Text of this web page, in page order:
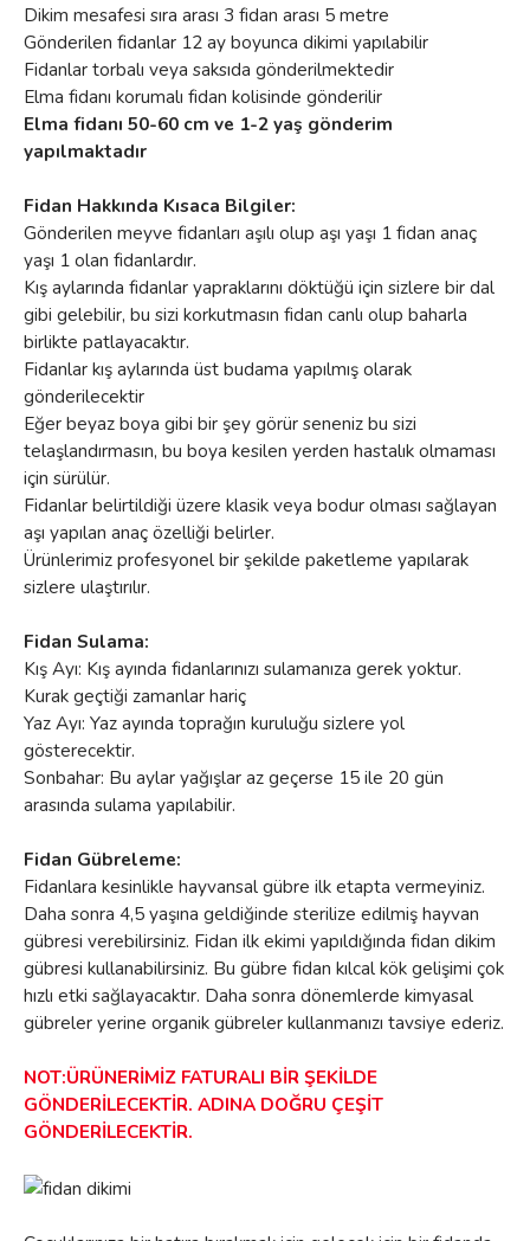
Dikim mesafesi sıra arası 3 fidan arası 5 metre
Gönderilen fidanlar 12 ay boyunca dikimi yapılabilir
Fidanlar torbalı veya saksıda gönderilmektedir
Elma fidanı korumalı fidan kolisinde gönderilir
Elma fidanı 50-60 cm ve 1-2 yaş gönderim
yapılmaktadır
Fidan Hakkında Kısaca Bilgiler:
Gönderilen meyve fidanları aşılı olup aşı yaşı 1 fidan anaç
yaşı 1 olan fidanlardır.
Kış aylarında fidanlar yapraklarını döktüğü için sizlere bir dal
gibi gelebilir, bu sizi korkutmasın fidan canlı olup baharla
birlikte patlayacaktır.
Fidanlar kış aylarında üst budama yapılmış olarak
gönderilecektir
Eğer beyaz boya gibi bir şey görür seneniz bu sizi
telaşlandırmasın, bu boya kesilen yerden hastalık olmaması
için sürülür.
Fidanlar belirtildiği üzere klasik veya bodur olması sağlayan
aşı yapılan anaç özelliği belirler.
Ürünlerimiz profesyonel bir şekilde paketleme yapılarak
sizlere ulaştırılır.
Fidan Sulama:
Kış Ayı: Kış ayında fidanlarınızı sulamanıza gerek yoktur.
Kurak geçtiği zamanlar hariç
Yaz Ayı: Yaz ayında toprağın kuruluğu sizlere yol
gösterecektir.
Sonbahar: Bu aylar yağışlar az geçerse 15 ile 20 gün
arasında sulama yapılabilir.
Fidan Gübreleme:
Fidanlara kesinlikle hayvansal gübre ilk etapta vermeyiniz.
Daha sonra 4,5 yaşına geldiğinde sterilize edilmiş hayvan
gübresi verebilirsiniz. Fidan ilk ekimi yapıldığında fidan dikim
gübresi kullanabilirsiniz. Bu gübre fidan kılcal kök gelişimi çok
hızlı etki sağlayacaktır. Daha sonra dönemlerde kimyasal
gübreler yerine organik gübreler kullanmanızı tavsiye ederiz.
NOT:ÜRÜNERİMİZ FATURALI BİR ŞEKİLDE
GÖNDERİLECEKTİR. ADINA DOĞRU ÇEŞİT
GÖNDERİLECEKTİR.